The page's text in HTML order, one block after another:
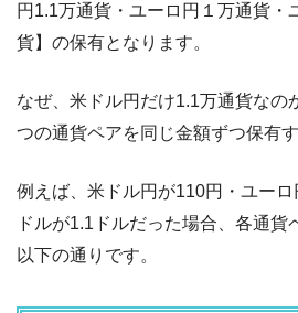
円1.1万通貨・ユーロ円１万通貨・
貨】の保有となります。
なぜ、米ドル円だけ1.1万通貨なの
つの通貨ペアを同じ金額ずつ保有す
例えば、米ドル円が110円・ユー
ドルが1.1ドルだった場合、各通貨
以下の通りです。